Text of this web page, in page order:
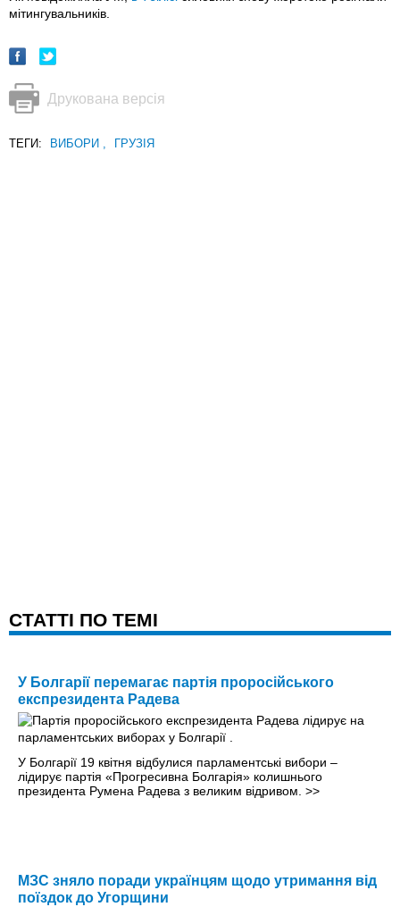
мітингувальників.
Друкована версія
ТЕГИ: ВИБОРИ , ГРУЗІЯ
CТАТТІ ПО ТЕМІ
У Болгарії перемагає партія проросійського
експрезидента Радева
У Болгарії 19 квітня відбулися парламентські вибори –
лідирує партія «Прогресивна Болгарія» колишнього
президента Румена Радева з великим відривом. >>
МЗС зняло поради українцям щодо утримання від
поїздок до Угорщини